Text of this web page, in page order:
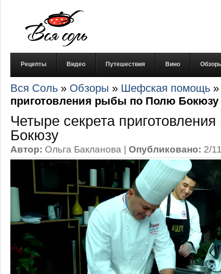
Рецепты Видео Путешествия Вино
Вся Соль » Обзоры » Шефская помощь
приготовления рыбы по Полю Бокюзу
Четыре секрета
Бокюзу
Автор: Ольга Бакланова | Опубликовано: 2/